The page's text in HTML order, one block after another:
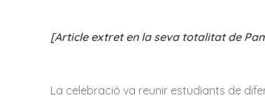
[Article extret en la seva totalitat de
La celebració va reunir estudiants de